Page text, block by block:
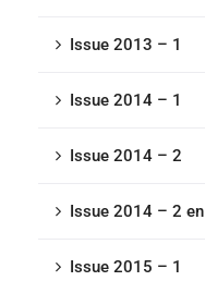
Issue 2013 – 1
Issue 2014 – 1
Issue 2014 – 2
Issue 2014 – 2 en
Issue 2015 – 1